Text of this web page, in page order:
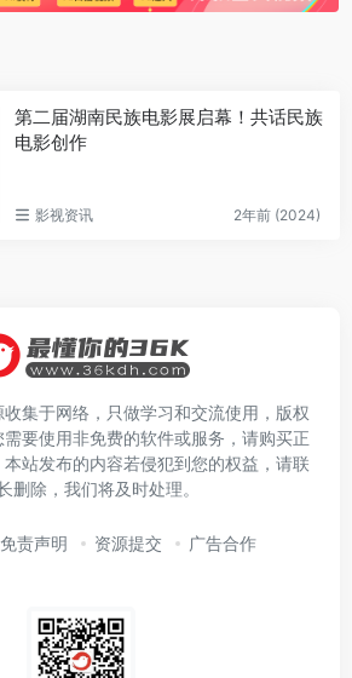
第二届湖南民族电影展启幕！共话民族
电影创作
影视资讯 2年前 (2024)
集于网络，只做学习和交流使用，版权
要使用非免费的软件或服务，请购买正
站发布的内容若侵犯到您的权益，请联
删除，我们将及时处理。
免责声明 资源提交 广告合作